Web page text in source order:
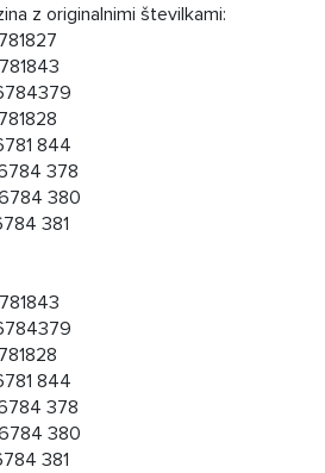
z originalnimi številkami:
844
378
380
381
844
378
380
381